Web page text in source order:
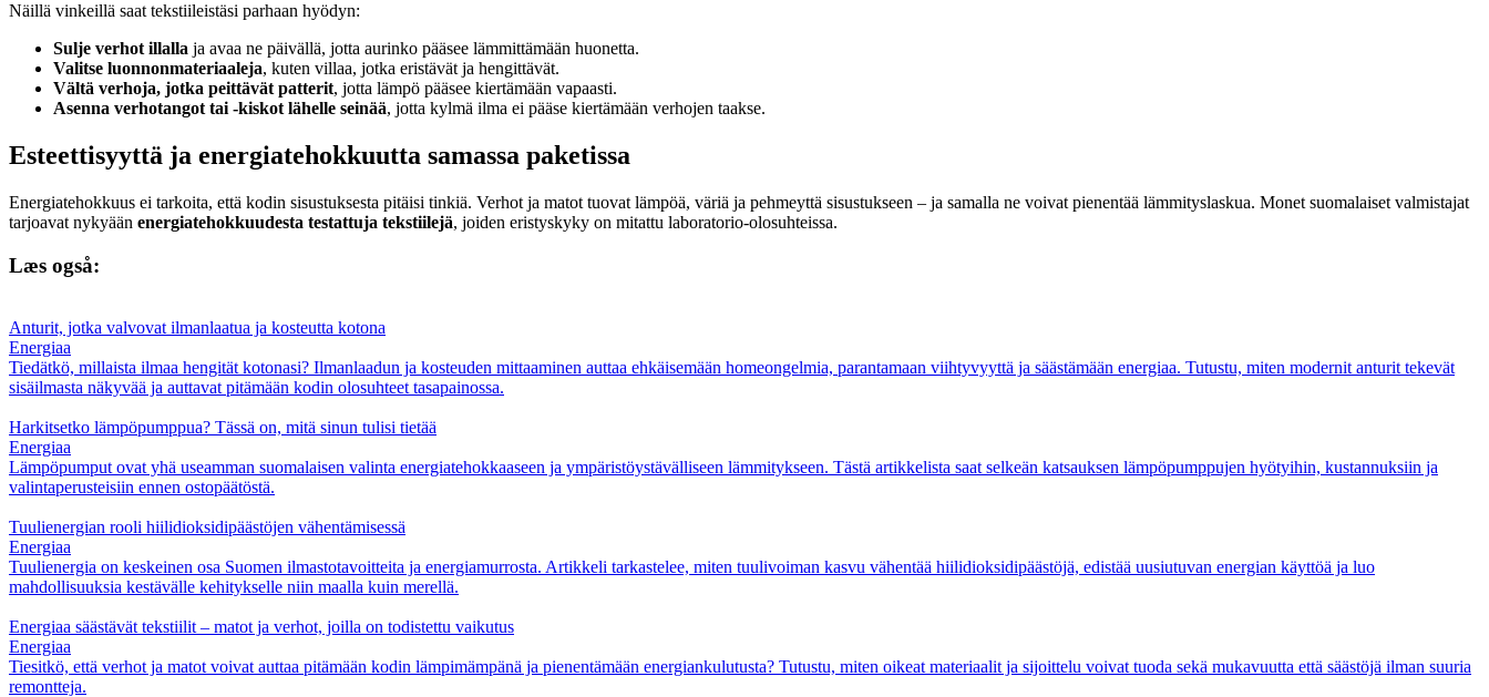
Näillä vinkeillä saat tekstiileistäsi parhaan hyödyn:
Sulje verhot illalla ja avaa ne päivällä, jotta aurinko pääsee lämmittämään huonetta.
Valitse luonnonmateriaaleja, kuten villaa, jotka eristävät ja hengittävät.
Vältä verhoja, jotka peittävät patterit, jotta lämpö pääsee kiertämään vapaasti.
Asenna verhotangot tai -kiskot lähelle seinää, jotta kylmä ilma ei pääse kiertämään verhojen taakse.
Esteettisyyttä ja energiatehokkuutta samassa paketissa
Energiatehokkuus ei tarkoita, että kodin sisustuksesta pitäisi tinkiä. Verhot ja matot tuovat lämpöä, väriä ja pehmeyttä sisustukseen – ja samalla ne voivat pienentää lämmityslaskua. Monet suomalaiset valmistajat
tarjoavat nykyään energiatehokkuudesta testattuja tekstiilejä, joiden eristyskyky on mitattu laboratorio-olosuhteissa.
Læs også:
Anturit, jotka valvovat ilmanlaatua ja kosteutta kotona
Energiaa
Tiedätkö, millaista ilmaa hengität kotonasi? Ilmanlaadun ja kosteuden mittaaminen auttaa ehkäisemään homeongelmia, parantamaan viihtyvyyttä ja säästämään energiaa. Tutustu, miten modernit anturit tekevät
sisäilmasta näkyvää ja auttavat pitämään kodin olosuhteet tasapainossa.
Harkitsetko lämpöpumppua? Tässä on, mitä sinun tulisi tietää
Energiaa
Lämpöpumput ovat yhä useamman suomalaisen valinta energiatehokkaaseen ja ympäristöystävälliseen lämmitykseen. Tästä artikkelista saat selkeän katsauksen lämpöpumppujen hyötyihin, kustannuksiin ja
valintaperusteisiin ennen ostopäätöstä.
Tuulienergian rooli hiilidioksidipäästöjen vähentämisessä
Energiaa
Tuulienergia on keskeinen osa Suomen ilmastotavoitteita ja energiamurrosta. Artikkeli tarkastelee, miten tuulivoiman kasvu vähentää hiilidioksidipäästöjä, edistää uusiutuvan energian käyttöä ja luo
mahdollisuuksia kestävälle kehitykselle niin maalla kuin merellä.
Energiaa säästävät tekstiilit – matot ja verhot, joilla on todistettu vaikutus
Energiaa
Tiesitkö, että verhot ja matot voivat auttaa pitämään kodin lämpimämpänä ja pienentämään energiankulutusta? Tutustu, miten oikeat materiaalit ja sijoittelu voivat tuoda sekä mukavuutta että säästöjä ilman suuria
remontteja.